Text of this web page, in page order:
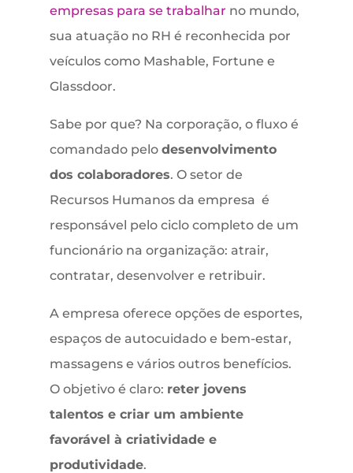
empresas para se trabalhar no mundo,
sua atuação no RH é reconhecida por
veículos como Mashable, Fortune e
Glassdoor.
Sabe por que? Na corporação, o fluxo é
comandado pelo desenvolvimento
dos colaboradores. O setor de
Recursos Humanos da empresa é
responsável pelo ciclo completo de um
funcionário na organização: atrair,
contratar, desenvolver e retribuir.
A empresa oferece opções de esportes,
espaços de autocuidado e bem-estar,
massagens e vários outros benefícios.
O objetivo é claro: reter jovens
talentos e criar um ambiente
favorável à criatividade e
produtividade.